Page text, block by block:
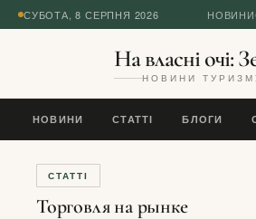
СУБОТА, 8 СЕРПНЯ 2026 НОВИНИ
На власні очі:
НОВИНИ
НОВИНИ СТАТТІ БЛОГИ
СТАТТІ
Торговля на рынке